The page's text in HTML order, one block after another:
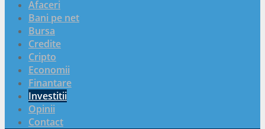
Afaceri
Bani pe net
Bursa
Credite
Cripto
Economii
Finantare
Investitii
Opinii
Contact